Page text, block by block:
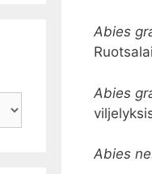
Abies
Abies
Abies